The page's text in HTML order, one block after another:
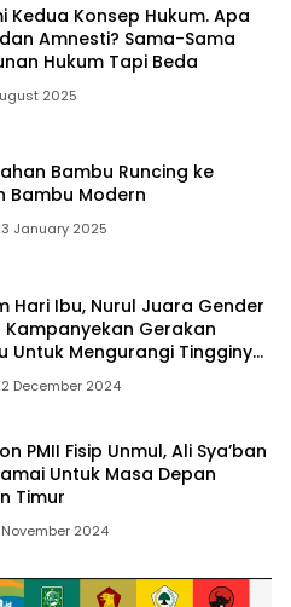
Kedua Konsep Hukum. Apa
Amnesti? Sama-Sama
Hukum Tapi Beda
2025
Bambu Runcing ke
Bambu Modern
January 2025
Hari Ibu, Nurul Juara Gender
Kampanyekan Gerakan
Untuk Mengurangi Tingginya
Ibu (AKI)
December 2024
PMII Fisip Unmul, Ali Sya’ban
Untuk Masa Depan
Timur
2024